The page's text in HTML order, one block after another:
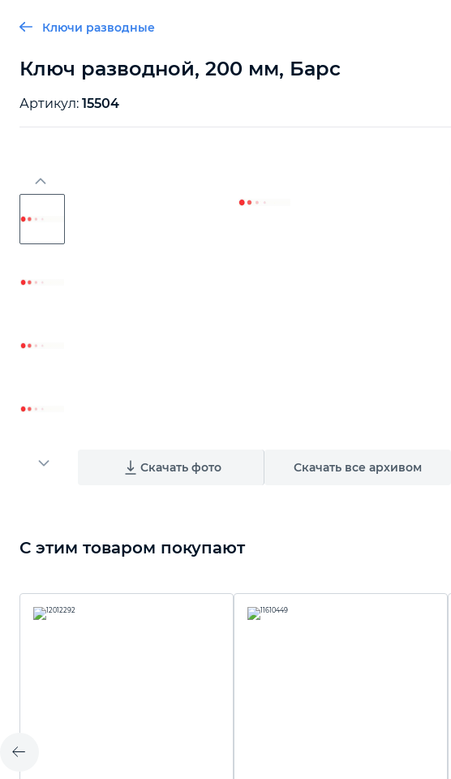
Ключи разводные
Ключ разводной, 200 мм, Барс
Артикул: 15504
Скачать фото Скачать все архивом
С этим товаром покупают